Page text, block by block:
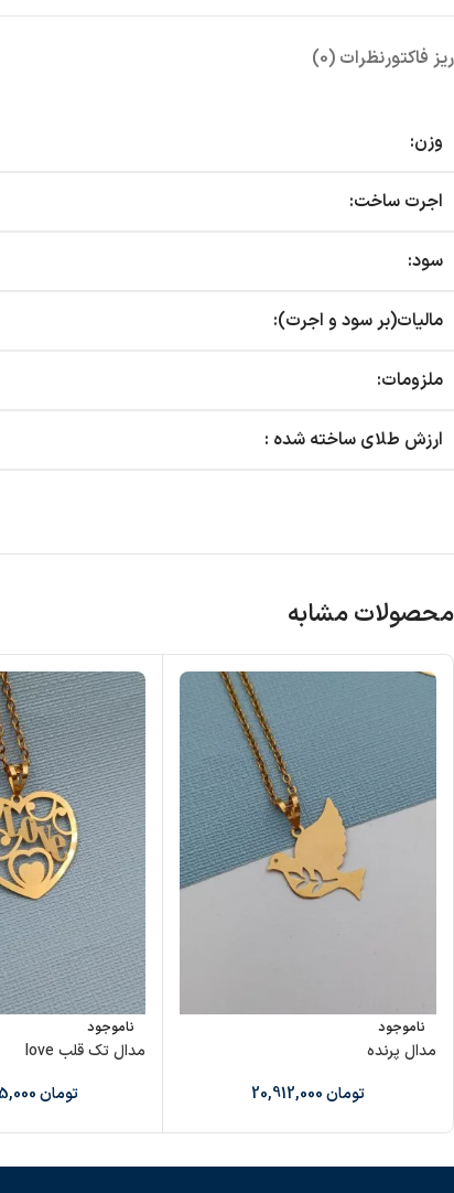
ریز فاکتورنظرات (0)
وزن:
اجرت ساخت:
سود:
مالیات(بر سود و اجرت):
ملزومات:
ارزش طلای ساخته شده :
محصولات مشابه
ناموجود
مدال پرنده
تومان
ناموجود
مدال تک قلب love
تومان